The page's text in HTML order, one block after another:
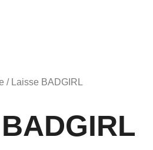
/ Laisse BADGIRL